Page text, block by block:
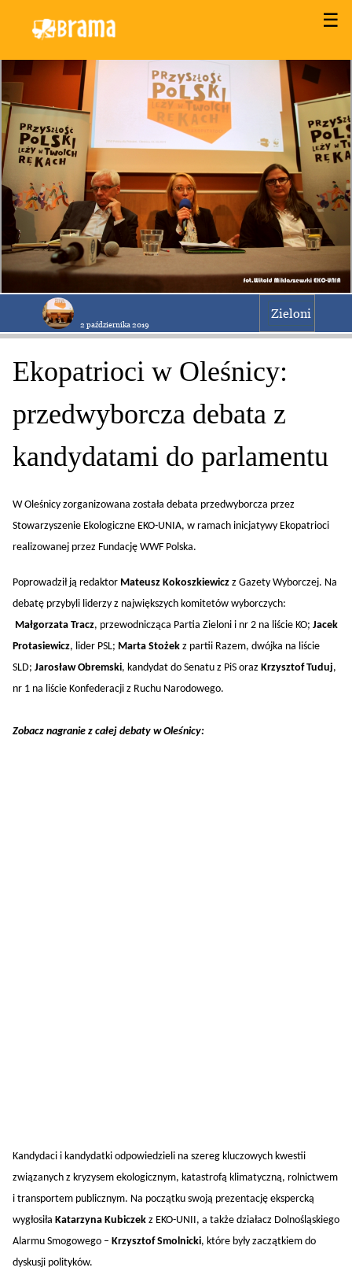
☰
2 października 2019
Zieloni
Ekopatrioci w Oleśnicy:
przedwyborcza debata z
kandydatami do parlamentu
W Oleśnicy zorganizowana została debata przedwyborcza przez
Stowarzyszenie Ekologiczne EKO-UNIA, w ramach inicjatywy Ekopatrioci
realizowanej przez Fundację WWF Polska.
Poprowadził ją redaktor Mateusz Kokoszkiewicz z Gazety Wyborczej. Na
debatę przybyli liderzy z największych komitetów wyborczych:
Małgorzata Tracz, przewodnicząca Partia Zieloni i nr 2 na liście KO; Jacek
Protasiewicz, lider PSL; Marta Stożek z partii Razem, dwójka na liście
SLD; Jarosław Obremski, kandydat do Senatu z PiS oraz Krzysztof Tuduj,
nr 1 na liście Konfederacji z Ruchu Narodowego.
Zobacz nagranie z całej debaty w Oleśnicy:
Kandydaci i kandydatki odpowiedzieli na szereg kluczowych kwestii
związanych z kryzysem ekologicznym, katastrofą klimatyczną, rolnictwem
i transportem publicznym. Na początku swoją prezentację ekspercką
wygłosiła Katarzyna Kubiczek z EKO-UNII, a także działacz Dolnośląskiego
Alarmu Smogowego – Krzysztof Smolnicki, które były zaczątkiem do
dyskusji polityków.